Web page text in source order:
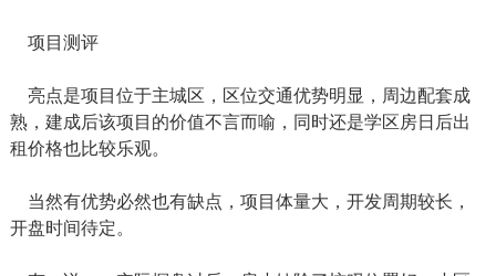
项目测评
亮点是项目位于主城区，区位交通优势明显，周边配套成
熟，建成后该项目的价值不言而喻，同时还是学区房日后出
租价格也比较乐观。
当然有优势必然也有缺点，项目体量大，开发周期较长，
开盘时间待定。